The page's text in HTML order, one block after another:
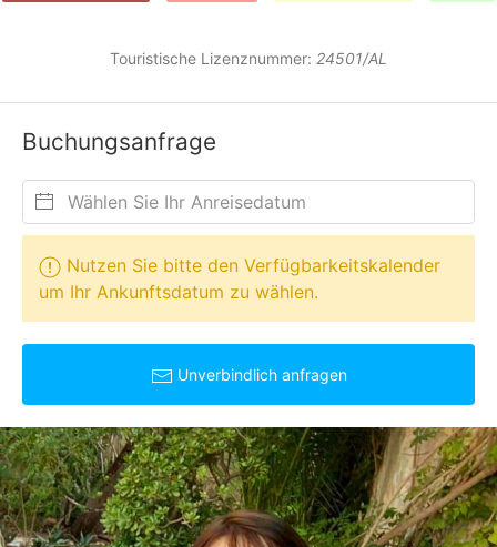
Touristische Lizenznummer: 24501/AL
Buchungsanfrage
Nutzen Sie bitte den Verfügbarkeitskalender
um Ihr Ankunftsdatum zu wählen.
Unverbindlich anfragen